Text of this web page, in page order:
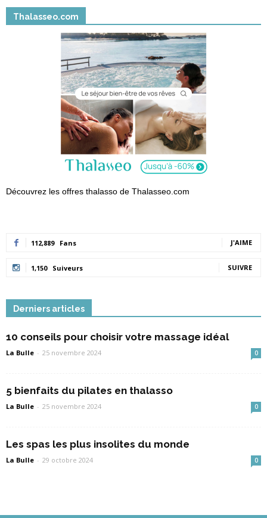
Thalasseo.com
Découvrez les offres thalasso de Thalasseo.com
112,889 Fans J'AIME
1,150 Suiveurs SUIVRE
Derniers articles
10 conseils pour choisir votre massage idéal
La Bulle - 25 novembre 2024 0
5 bienfaits du pilates en thalasso
La Bulle - 25 novembre 2024 0
Les spas les plus insolites du monde
La Bulle - 29 octobre 2024 0